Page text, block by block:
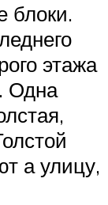
блоки.
этажа
Одна
а улицу,